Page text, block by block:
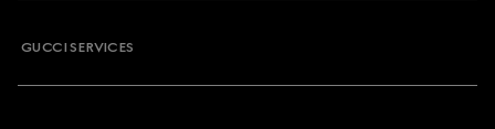
GUCCI SERVICES